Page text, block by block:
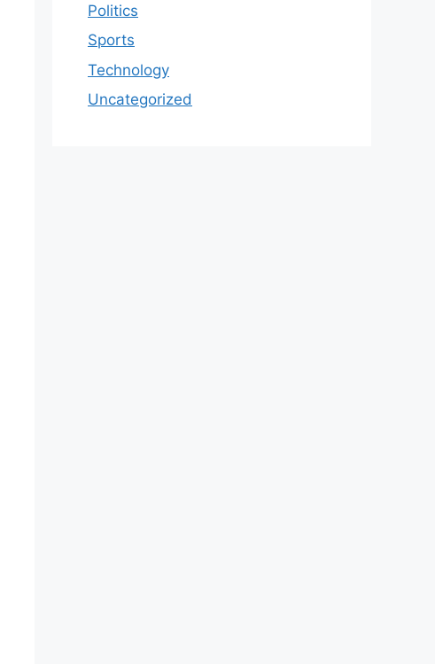
Politics
Sports
Technology
Uncategorized